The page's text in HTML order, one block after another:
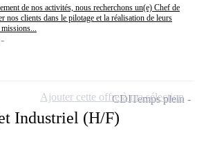
de nos activités, nous recherchons un(e) Chef de
nos clients dans le pilotage et la réalisation de leurs
Industriel (H/F)
CDITemps plein
Ajouter cette offre à ma sélection